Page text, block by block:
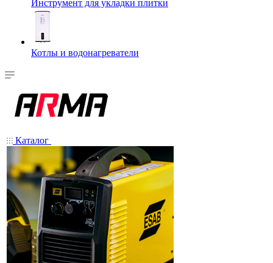
Инструмент для укладки плитки
Котлы и водонагреватели
Каталог